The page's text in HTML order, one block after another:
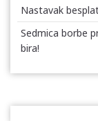
Nastavak
Sedmica borbe
bira!